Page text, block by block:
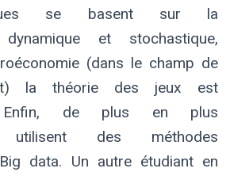
se basent sur la
dynamique et stochastique,
(dans le champ de
la théorie des jeux est
Enfin, de plus en plus
utilisent des méthodes
data. Un autre étudiant en